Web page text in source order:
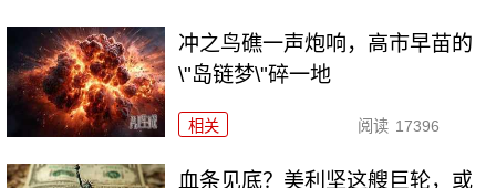
冲之鸟礁一声炮响，高市早苗的
\"岛链梦\"碎一地
相关 阅读 17396
血条见底？美利坚这艘巨轮，或